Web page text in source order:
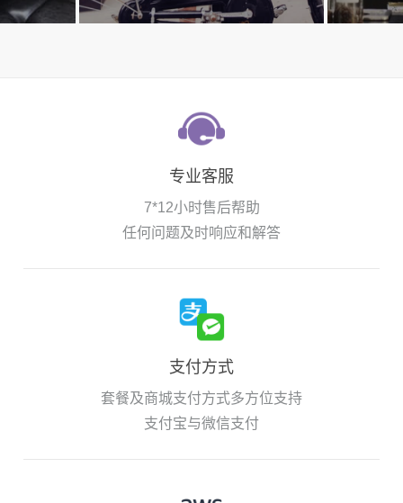
专业客服
7*12小时售后帮助
任何问题及时响应和解答
支付方式
套餐及商城支付方式多方位支持
支付宝与微信支付